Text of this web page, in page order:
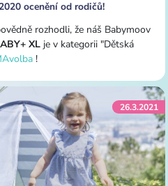
ocenění od rodičů!
rozhodli, že náš Babymoov
XL je v kategorii "Dětská
!
26.3.2021